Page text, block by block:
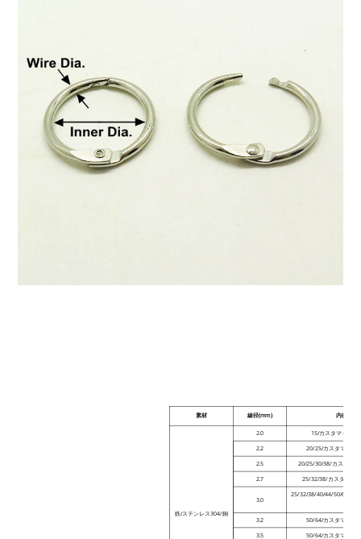
素材 線径(mm) 内径(mm)
鉄/ステンレス304/銅
2.0 15/カスタマイズさ
2.2 20/25/カスタマイズ
2.5 20/25/30/38/カスタマイ
2.7 25/32/38/カスタマイ
3.0
25/32/38/40/44/50/64/カ
3.2
50/64/カスタマイズ
3.5 50/64/カスタマイズ